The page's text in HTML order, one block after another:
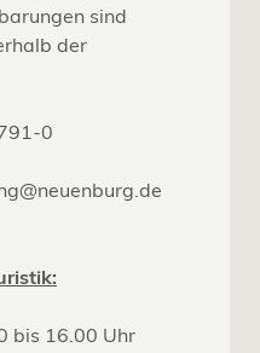
sind
der
0
bis 16.00 Uhr